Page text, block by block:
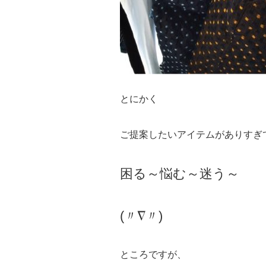
とにかく
ご提案したいアイテムがありすぎ
困る～悩む～迷う～
(〃∇〃)
ところですが、